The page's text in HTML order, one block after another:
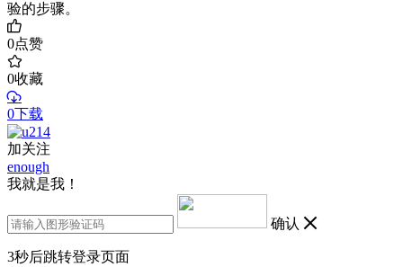
验的步骤。
0点赞
0收藏
0下载
加关注
enough
我就是我！
确认
3秒后跳转登录页面